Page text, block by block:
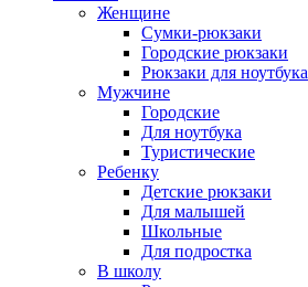
Женщине
Сумки-рюкзаки
Городские рюкзаки
Рюкзаки для ноутбука
Мужчине
Городские
Для ноутбука
Туристические
Ребенку
Детские рюкзаки
Для малышей
Школьные
Для подростка
В школу